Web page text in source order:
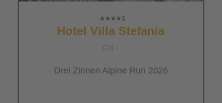
Hotel Villa Stefania
CIN +
Drei Zinnen Alpine Run 2026